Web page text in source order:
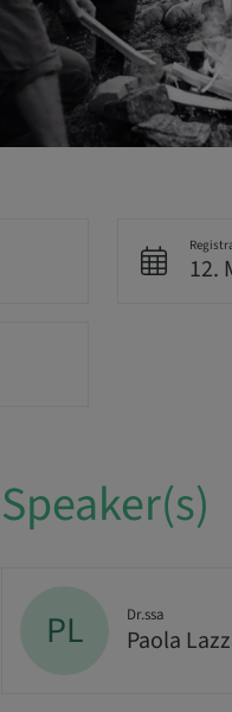
12.
Speaker(s)
PL Dr.ssa
Paola